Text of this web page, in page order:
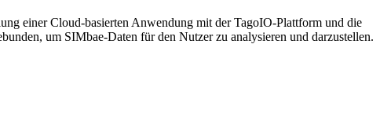
einer Cloud-basierten Anwendung mit der TagoIO-Plattform und die
um SIMbae-Daten für den Nutzer zu analysieren und darzustellen.